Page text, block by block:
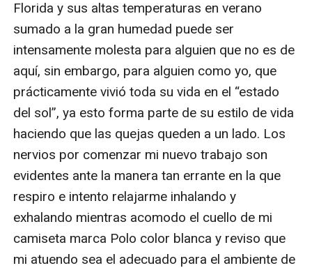
Florida y sus altas temperaturas en verano
sumado a la gran humedad puede ser
intensamente molesta para alguien que no es de
aquí, sin embargo, para alguien como yo, que
prácticamente vivió toda su vida en el “estado
del sol”, ya esto forma parte de su estilo de vida
haciendo que las quejas queden a un lado. Los
nervios por comenzar mi nuevo trabajo son
evidentes ante la manera tan errante en la que
respiro e intento relajarme inhalando y
exhalando mientras acomodo el cuello de mi
camiseta marca Polo color blanca y reviso que
mi atuendo sea el adecuado para el ambiente de